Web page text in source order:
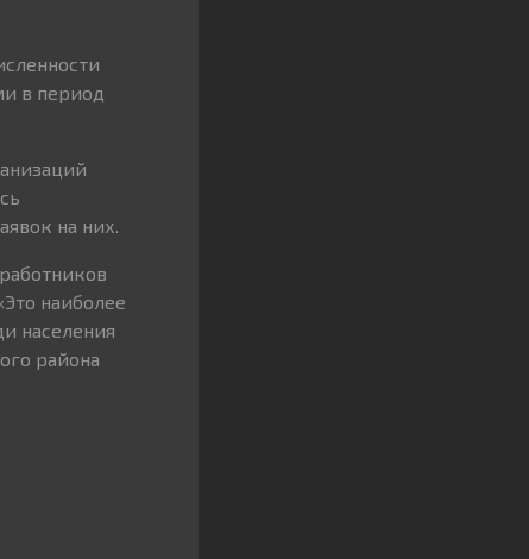
в период
на них.
наиболее
населения
района